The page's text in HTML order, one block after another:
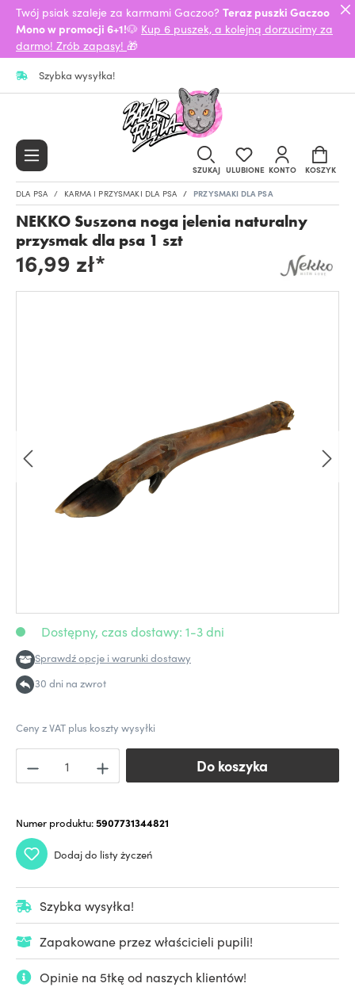
Twój psiak szaleje za karmami Gaczoo? Teraz puszki Gaczoo
Mono w promocji 6+1!🐶 Kup 6 puszek, a kolejną dorzucimy za
darmo! Zrób zapasy! 🎁
Szybka wysyłka!
SZUKAJ ULUBIONE KONTO KOSZYK
DLA PSA KARMA I PRZYSMAKI DLA PSA PRZYSMAKI DLA PSA
NEKKO Suszona noga jelenia naturalny
przysmak dla psa 1 szt
16,99 zł*
Dostępny, czas dostawy: 1-3 dni
Sprawdź opcje i warunki dostawy
30 dni na zwrot
Ceny z VAT plus koszty wysyłki
Do koszyka
Do koszyka
Numer produktu:5907731344821
Dodaj do listy życzeń
Szybka wysyłka!
Zapakowane przez właścicieli pupili!
Opinie na 5tkę od naszych klientów!